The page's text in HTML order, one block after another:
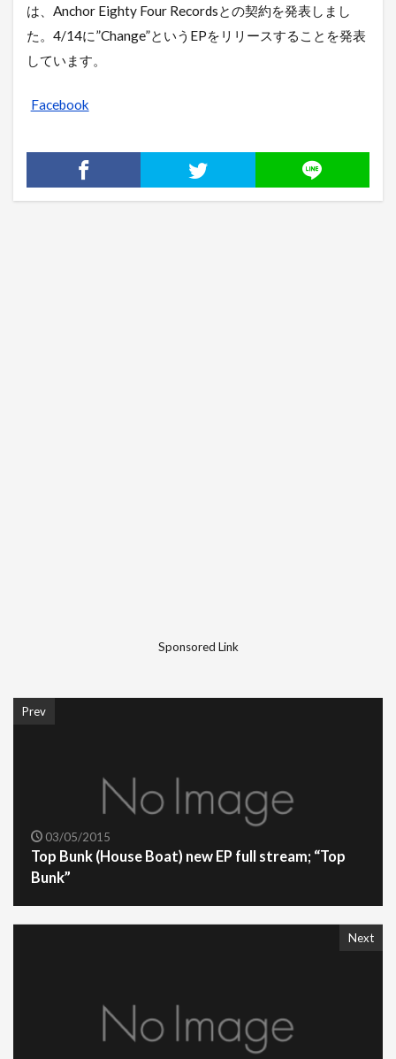
は、Anchor Eighty Four Recordsとの契約を発表しまし
た。4/14に”Change”というEPをリリースすることを発表
しています。
Facebook
Sponsored Link
Prev
03/05/2015
Top Bunk (House Boat) new EP full stream; “Top
Bunk”
Next